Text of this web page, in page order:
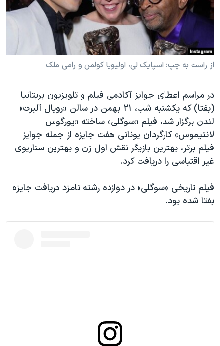
فرهنگ و زندگی
حقوق شهروندی
اقتصادی
علم و فناوری
گالری عکس
آرشیو پخش زنده
مستندها
انتخابات ریاست جمهوری آمریکا ۲۰۲۴
حمله جمهوری اسلامی به اسرائیل
رمز مهسا
اعتراضات زن، زندگی، آزادی
مجموعه مستندهای دادخواهی
تریبونال مردمی آبان ۹۸
دادگاه حمید نوری
چهل سال گروگان‌گیری
قانون شفافیت دارائی کادر رهبری ایران
اعتراضات مردمی آبان ۹۸
اسرائیل در جنگ
دنبال کنید
از راست به چپ: اسپایک لی، اولیویا کولمن و رامی ملک
در مراسم اعطای جوایز آکادمی فیلم و تلویزیون بریتانیا
(بفتا) که یکشنبه شب، ۲۱ بهمن در سالن «رویال آلبرت»
لندن برگزار شد، فیلم «سوگلی» ساخته «یورگوس
لانتیموس» کارگردان یونانی هفت جایزه از جمله جوایز
فیلم برتر، بهترین بازیگر نقش اول زن و بهترین سناریوی
غیر اقتباسی را دریافت کرد.
فیلم تاریخی «سوگلی» در دوازده رشته نامزد دریافت جایزه
بفتا شده بود.